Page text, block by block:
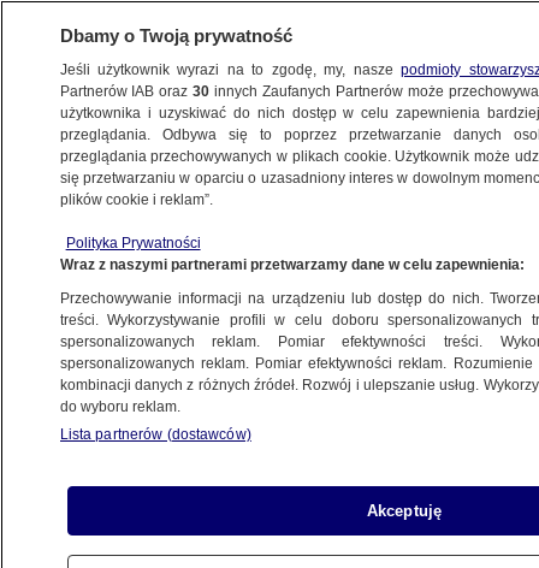
WYBRZEŻE KOŚCI SŁONIOWEJ
Polski filozof: rozpada się
nie tylko powojenny ład
ŚWIAT
Wymykają się rosyjskiej strategii,
głosują w napiętej atmosferze
ŚWIAT
Hipopotam zatopił łódź. Kilkanaście
Dbamy o Twoją prywatność
Jeśli użytkownik wyrazi na to zgodę, my, naszepodmioty
Partnerów IAB oraz30 innych Zaufanych Partnerów może
użytkownika i uzyskiwać do nich dostęp w celu zapewnienia
przeglądania. Odbywa się to poprzez przetwarzanie danych
przeglądania przechowywanych w plikach cookie. Użytkownik może
się przetwarzaniu w oparciu o uzasadniony interes w dowolnym
plików cookie i reklam”.
Polityka Prywatności
Wraz z naszymi partnerami przetwarzamy dane w celu zapewnienia:
Przechowywanie informacji na urządzeniu lub dostęp do nich.
treści. Wykorzystywanie profili w celu doboru spersonalizowanych
spersonalizowanych reklam. Pomiar efektywności treści.
spersonalizowanych reklam. Pomiar efektywności reklam.
kombinacji danych z różnych źródeł. Rozwój i ulepszanie usług.
do wyboru reklam.
Lista partnerów (dostawców)
Akceptuję